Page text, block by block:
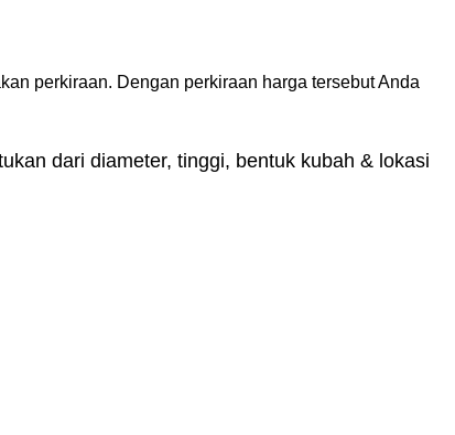
perkiraan. Dengan perkiraan harga tersebut Anda
dari diameter, tinggi, bentuk kubah & lokasi